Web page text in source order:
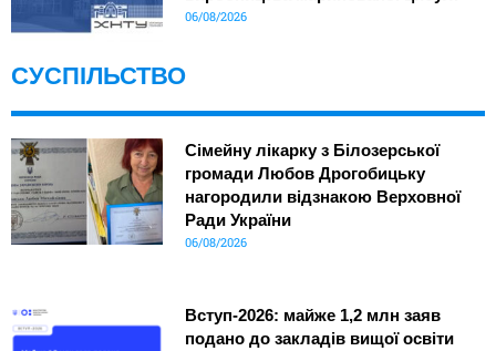
06/08/2026
СУСПІЛЬСТВО
Сімейну лікарку з Білозерської
громади Любов Дрогобицьку
нагородили відзнакою Верховної
Ради України
06/08/2026
Вступ-2026: майже 1,2 млн заяв
подано до закладів вищої освіти